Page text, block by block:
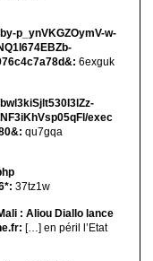
p_ynVKGZOymV-w-
6exguk
exec
qu7gqa
37tz1w
: Aliou Diallo lance
[…] en péril l’Etat